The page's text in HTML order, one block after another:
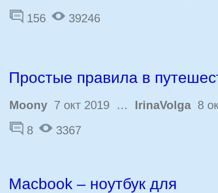
156
39246
Простые правила в
Moony 7 окт 2019 … IrinaVolga8
8
3367
Macbook – ноутбук для